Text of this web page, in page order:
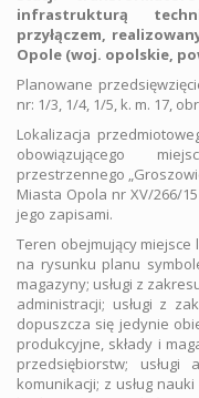
infrastrukturą
przyłączem,
Opole (woj. opolskie,
Planowane
nr: 1/3, 1/4, 1/5, k. m. 17,
Lokalizacja
obowiązującego
przestrzennego
Miasta Opola nr XV/266/
jego zapisami.
Teren obejmujący
na rysunku planu
magazyny; usługi z
administracji; usługi z
dopuszcza się jedynie
produkcyjne, składy i
przedsiębiorstw; usługi
komunikacji; z usług